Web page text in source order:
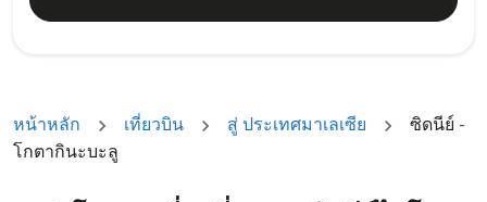
หน้าหลัก เที่ยวบิน สู่ ประเทศมาเลเซีย
ซิดนีย์ -
โกตากินะบะลู